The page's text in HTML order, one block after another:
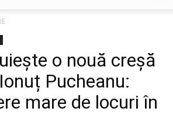
o nouă creșă
Pucheanu:
mare de locuri în